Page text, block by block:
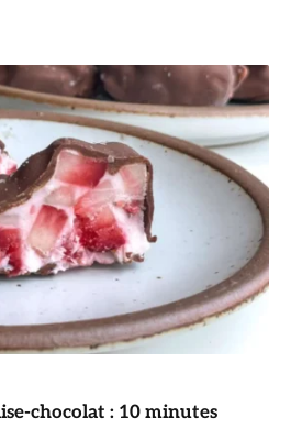
chocolat : 10 minutes